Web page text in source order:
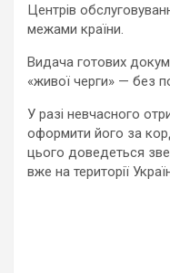
Центрів
межами країни.
Видача готових
«живої черги» — без
У разі невчасного
оформити його за
цього доведеться
вже на території